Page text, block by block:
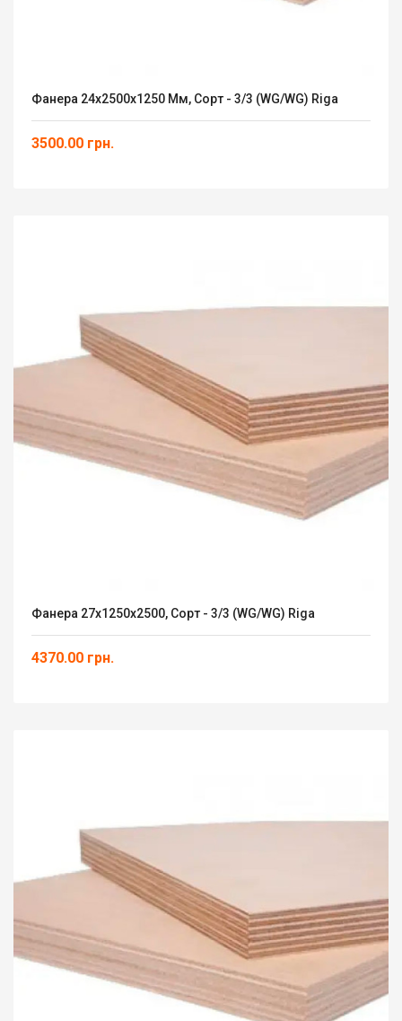
Фанера 24х2500х1250 Мм, Сорт - 3/3 (WG/WG) Riga
3500.00 грн.
Фанера 27х1250х2500, Сорт - 3/3 (WG/WG) Riga
4370.00 грн.